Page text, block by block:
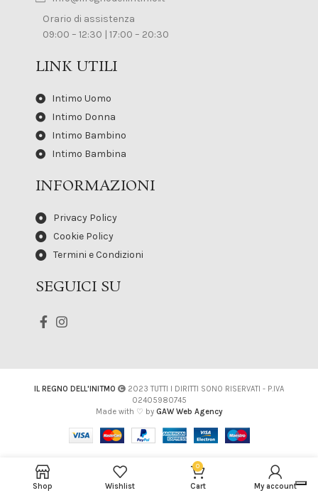
Orario di assistenza
09:00 – 12:30 | 17:00 – 20:30
LINK UTILI
Intimo Uomo
Intimo Donna
Intimo Bambino
Intimo Bambina
INFORMAZIONI
Privacy Policy
Cookie Policy
Termini e Condizioni
SEGUICI SU
IL REGNO DELL'INITMO
2023 TUTTI I DIRITTI SONO RISERVATI - P.IVA
02405980745
Made with ♡ by GAW Web Agency
Shop Wishlist
0
Cart My account